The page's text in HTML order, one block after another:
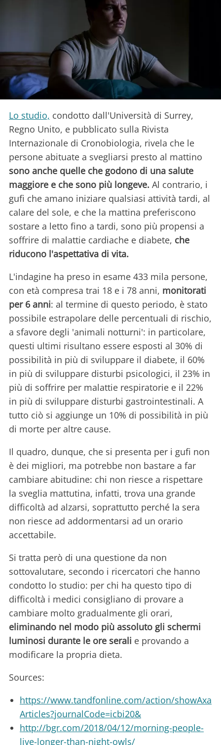
Lo studio, condotto dall'Università di Surrey,
Regno Unito, e pubblicato sulla Rivista
Internazionale di Cronobiologia, rivela che le
persone abituate a svegliarsi presto al mattino
sono anche quelle che godono di una salute
maggiore e che sono più longeve. Al contrario, i
gufi che amano iniziare qualsiasi attività tardi, al
calare del sole, e che la mattina preferiscono
sostare a letto fino a tardi, sono più propensi a
soffrire di malattie cardiache e diabete, che
riducono l'aspettativa di vita.
L'indagine ha preso in esame 433 mila persone,
con età compresa trai 18 e i 78 anni, monitorati
per 6 anni: al termine di questo periodo, è stato
possibile estrapolare delle percentuali di rischio,
a sfavore degli 'animali notturni': in particolare,
questi ultimi risultano essere esposti al 30% di
possibilità in più di sviluppare il diabete, il 60%
in più di sviluppare disturbi psicologici, il 23% in
più di soffrire per malattie respiratorie e il 22%
in più di sviluppare disturbi gastrointestinali. A
tutto ciò si aggiunge un 10% di possibilità in più
di morte per altre cause.
Il quadro, dunque, che si presenta per i gufi non
è dei migliori, ma potrebbe non bastare a far
cambiare abitudine: chi non riesce a rispettare
la sveglia mattutina, infatti, trova una grande
difficoltà ad alzarsi, soprattutto perché la sera
non riesce ad addormentarsi ad un orario
accettabile.
Si tratta però di una questione da non
sottovalutare, secondo i ricercatori che hanno
condotto lo studio: per chi ha questo tipo di
difficoltà i medici consigliano di provare a
cambiare molto gradualmente gli orari,
eliminando nel modo più assoluto gli schermi
luminosi durante le ore serali e provando a
modificare la propria dieta.
Sources:
https://www.tandfonline.com/action/showAxa
Articles?journalCode=icbi20&
http://bgr.com/2018/04/12/morning-people-
live-longer-than-night-owls/